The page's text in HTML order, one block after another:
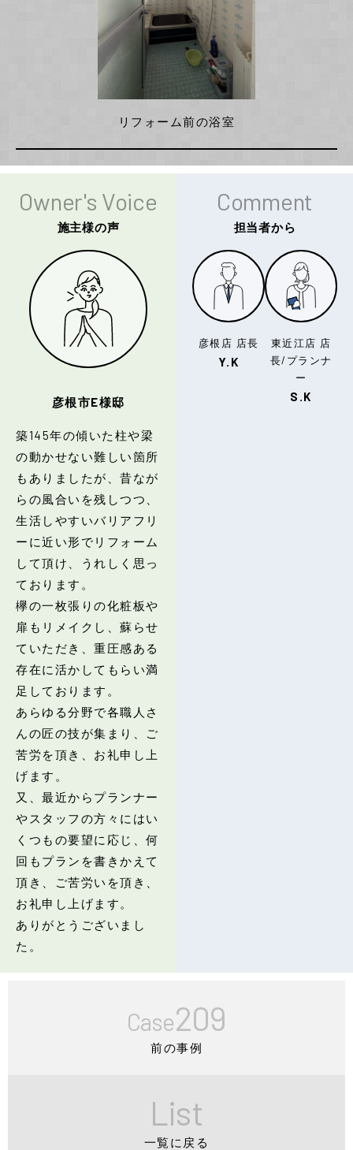
リフォーム前の浴室
Owner's Voice
施主様の声
彦根市E様邸
築145年の傾いた柱や梁
の動かせない難しい箇所
もありましたが、昔なが
らの風合いを残しつつ、
生活しやすいバリアフリ
ーに近い形でリフォーム
して頂け、うれしく思っ
ております。
欅の一枚張りの化粧板や
扉もリメイクし、蘇らせ
ていただき、重圧感ある
存在に活かしてもらい満
足しております。
あらゆる分野で各職人さ
んの匠の技が集まり、ご
苦労を頂き、お礼申し上
げます。
又、最近からプランナー
やスタッフの方々にはい
くつもの要望に応じ、何
回もプランを書きかえて
頂き、ご苦労いを頂き、
お礼申し上げます。
ありがとうございまし
た。
Comment
担当者から
彦根店 店長
Y.K
東近江店 店
長/プランナ
ー
S.K
Case209
前の事例
List
一覧に戻る